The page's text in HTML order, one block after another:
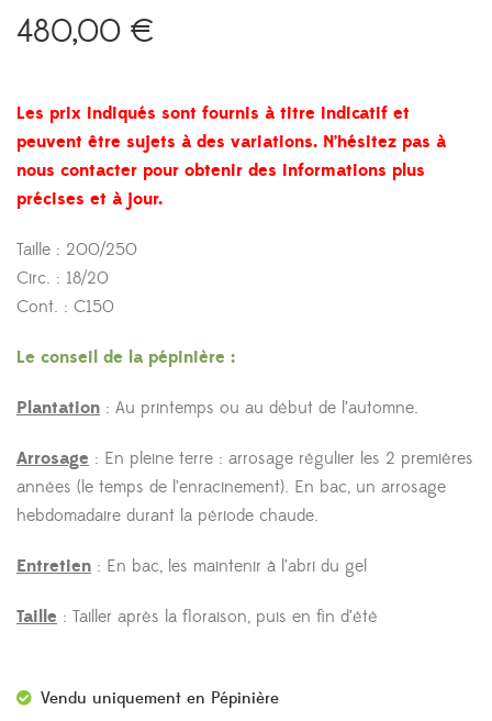
480,00 €
Les prix indiqués sont fournis à titre indicatif et
peuvent être sujets à des variations. N’hésitez pas à
nous contacter pour obtenir des informations plus
précises et à jour.
Taille : 200/250
Circ. : 18/20
Cont. : C150
Le conseil de la pépinière :
Plantation : Au printemps ou au début de l’automne.
Arrosage : En pleine terre : arrosage régulier les 2 premières
années (le temps de l’enracinement). En bac, un arrosage
hebdomadaire durant la période chaude.
Entretien : En bac, les maintenir à l’abri du gel
Taille : Tailler après la floraison, puis en fin d’été
Vendu uniquement en Pépinière